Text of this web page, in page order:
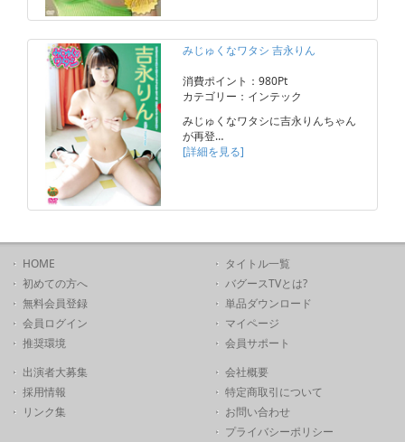
みじゅくなワタシ 吉永りん
消費ポイント：980Pt
カテゴリー：インテック
みじゅくなワタシに吉永りんちゃん
が再登…
[詳細を見る]
HOME
初めての方へ
無料会員登録
会員ログイン
推奨環境
タイトル一覧
バグースTVとは?
単品ダウンロード
マイページ
会員サポート
出演者大募集
採用情報
リンク集
会社概要
特定商取引について
お問い合わせ
プライバシーポリシー